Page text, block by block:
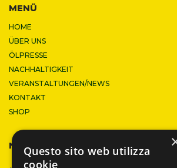
MENÜ
HOME
ÜBER UNS
ÖLPRESSE
NACHHALTIGKEIT
VERANSTALTUNGEN/NEWS
KONTAKT
SHOP
NEWSLETTER
Questo sito web utilizza
cookie